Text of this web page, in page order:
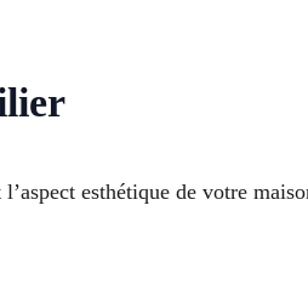
esthétique de votre